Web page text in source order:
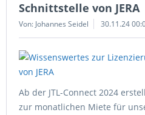
Schnittstelle von JERA
Von: Johannes Seidel 30.11.24
Ab der JTL-Connect 2024
zur monatlichen Miete für